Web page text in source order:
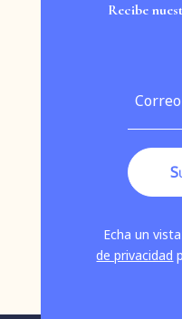
Recibe
Echa un
de privacidad